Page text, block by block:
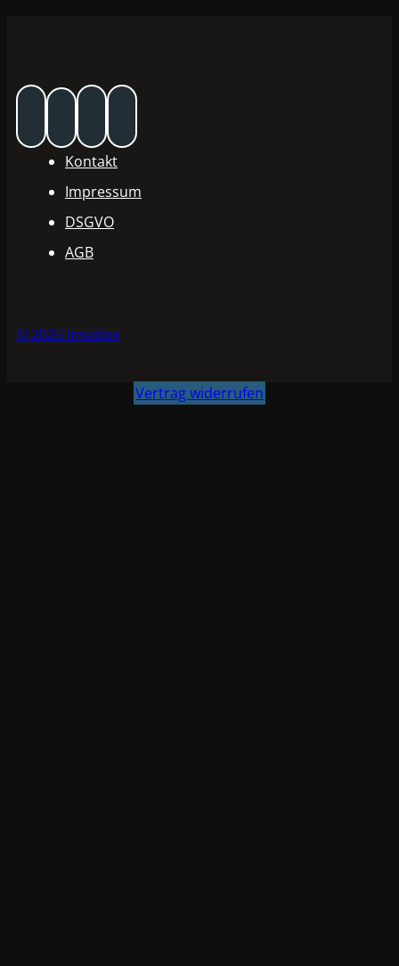
Kontakt
Impressum
DSGVO
AGB
© 2025 Invadox
Vertrag widerrufen